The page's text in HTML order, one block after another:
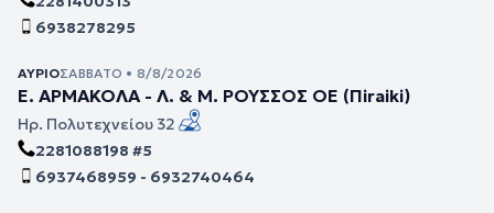
6938278295
ΑΎΡΙΟΣΆΒΒΑΤΟ • 8/8/2026
Ε. ΑΡΜΑΚΟΛΑ - Λ. & Μ. ΡΟΥΣΣΟΣ ΟΕ (Πiraiki)
Ηρ. Πολυτεχνείου 32
2281088198 #5
6937468959 - 6932740464